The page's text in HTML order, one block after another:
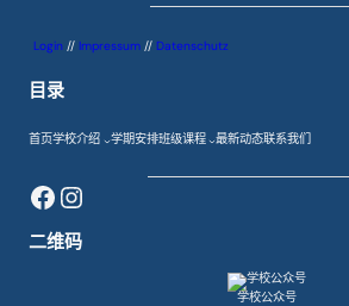
Login // Impressum // Datenschutz
目录
首页学校介绍 学期安排班级课程 最新动态联系我们
Facebook
Instagram
二维码
学校公众号